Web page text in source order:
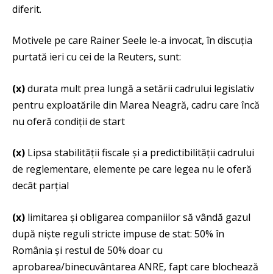
diferit.
Motivele pe care Rainer Seele le-a invocat, în discuția
purtată ieri cu cei de la Reuters, sunt:
(x)durata mult prea lungă a setării cadrului legislativ
pentru exploatările din Marea Neagră, cadru care încă
nu oferă condiții de start
(x) Lipsa stabilității fiscale și a predictibilității cadrului
de reglementare, elemente pe care legea nu le oferă
decât parțial
(x) limitarea și obligarea companiilor să vândă gazul
după niște reguli stricte impuse de stat: 50% în
România și restul de 50% doar cu
aprobarea/binecuvântarea ANRE, fapt care blochează